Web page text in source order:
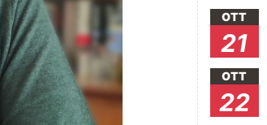
OTT
21
OTT
22